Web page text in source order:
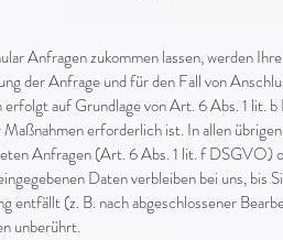
Anfragen zukommen lassen, werden
der Anfrage und für den Fall von
auf Grundlage von Art. 6 Abs. 1 lit.
erforderlich ist. In allen
Anfragen (Art. 6 Abs. 1 lit. f
Daten verbleiben bei uns,
entfällt (z. B. nach abgeschlossener
unberührt.